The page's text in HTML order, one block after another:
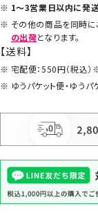
1～3営業日以内に発送
その他の商品を同時に
の出荷となります。
【送料】
宅配便：550円（税込
ゆうパケット便・ゆうパ